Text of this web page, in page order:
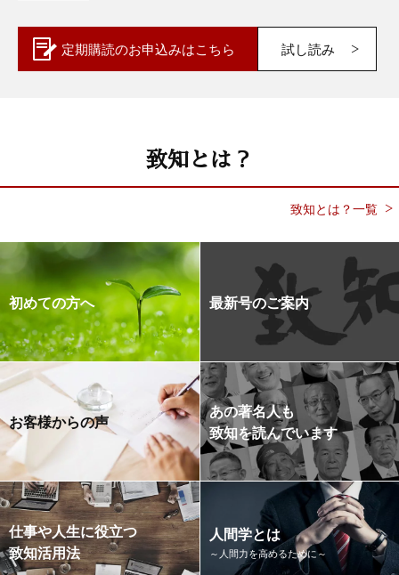
定期購読のお申込みはこちら 試し読み
致知とは？
致知とは？一覧
初めての方へ 最新号のご案内
お客様からの声
あの著名人も
致知を読んでいます
仕事や人生に役立つ
致知活用法
人間学とは
～人間力を高めるために～